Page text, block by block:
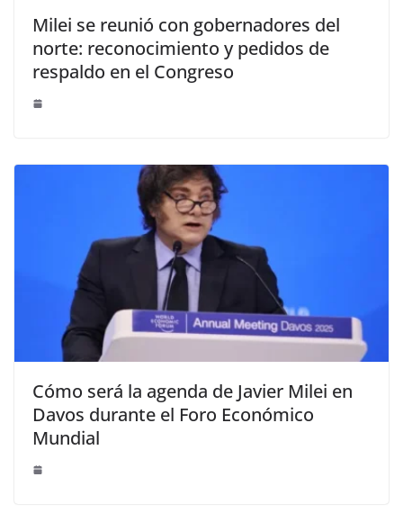
Milei se reunió con gobernadores del
norte: reconocimiento y pedidos de
respaldo en el Congreso
Cómo será la agenda de Javier Milei en
Davos durante el Foro Económico
Mundial